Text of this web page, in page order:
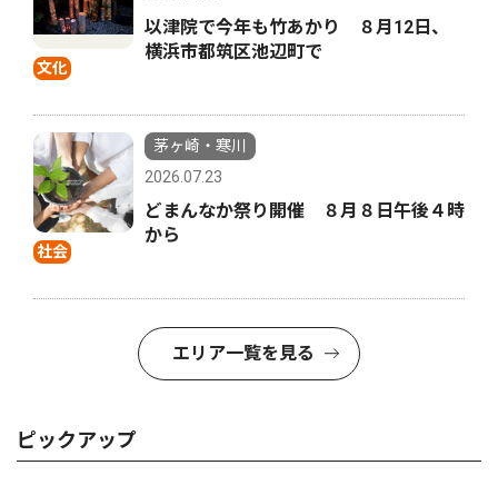
文化
以津院で今年も竹あかり ８月12日、
横浜市都筑区池辺町で
社会
茅ヶ崎・寒川
2026.07.23
どまんなか祭り開催 ８月８日午後４時
から
エリア一覧を見る
ピックアップ